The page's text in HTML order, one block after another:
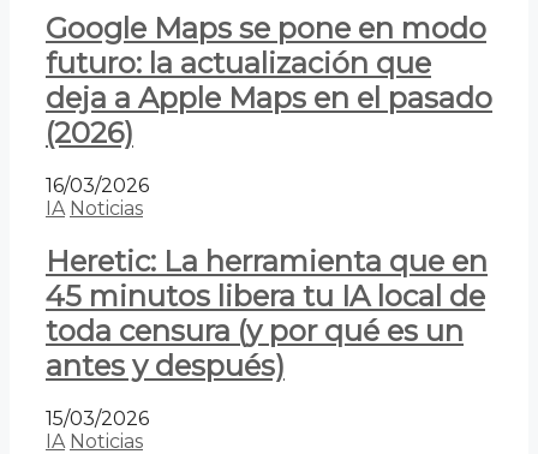
Google Maps se pone en modo
futuro: la actualización que
deja a Apple Maps en el pasado
(2026)
16/03/2026
IA Noticias
Heretic: La herramienta que en
45 minutos libera tu IA local de
toda censura (y por qué es un
antes y después)
15/03/2026
IA Noticias